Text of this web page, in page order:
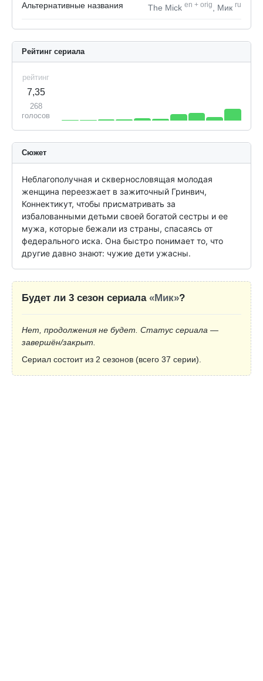
Альтернативные названия The Mick en + orig , Мик ru
Рейтинг сериала
рейтинг
7,35
268
голосов
Сюжет
Неблагополучная и сквернословящая молодая
женщина переезжает в зажиточный Гринвич,
Коннектикут, чтобы присматривать за
избалованными детьми своей богатой сестры и ее
мужа, которые бежали из страны, спасаясь от
федерального иска. Она быстро понимает то, что
другие давно знают: чужие дети ужасны.
Будет ли 3 сезон сериала «Мик»?
Нет, продолжения не будет. Статус сериала —
завершён/закрыт.
Сериал состоит из 2 сезонов (всего 37 серии).